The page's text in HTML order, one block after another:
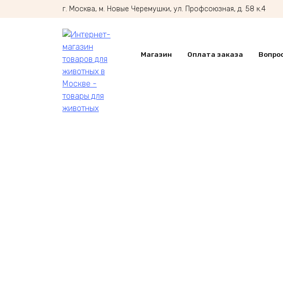
г. Москва, м. Новые Черемушки, ул. Профсоюзная, д. 58 к.4
Магазин Оплата заказа